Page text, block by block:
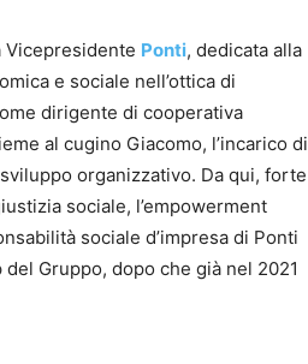
Vicepresidente Ponti, dedicata alla
e sociale nell’ottica di
dirigente di cooperativa
al cugino Giacomo, l’incarico di
organizzativo. Da qui, forte
sociale, l’empowerment
sociale d’impresa di Ponti
Gruppo, dopo che già nel 2021